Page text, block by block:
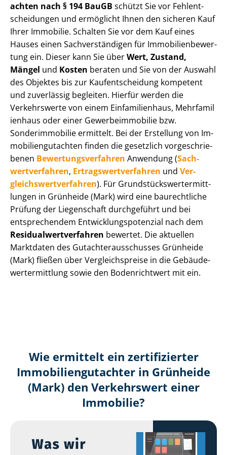
ach­ten nach § 194 BauGB schützt Sie vor Fehl­ent­
schei­dun­gen und ermöglicht Ihnen den sicheren Kauf
Ihrer Immobilie. Schalten Sie vor dem Kauf eines
Hauses einen Sach­ver­stän­di­gen für Im­mo­bi­li­en­be­wer­
tung ein. Dieser kann Sie überWert, Zustand,
Mängel und Kosten beraten und Sie von der Auswahl
des Objektes bis zur Kauf­ent­schei­dung kompetent
und zuverlässig begleiten. Hierfür werden die
Verkehrswerte von einem Einfamilienhaus, Mehr­fa­mi­l
i­en­haus oder einer Ge­wer­be­im­mo­bi­lie bzw.
Sonderimmobilie ermittelt. Bei der Erstellung von Im­
mo­bi­li­en­gut­ach­ten finden die gesetzlich vor­ge­schrie­
be­nen Be­wer­tungs­ver­fah­ren Anwendung (Sach­
wert­ver­fah­ren, Er­trags­wert­ver­fah­ren und Ver­
gleichs­wert­ver­fah­ren). Für Grund­stücks­wert­ermitt­
lun­gen in Grünheide (Mark) wird eine baurechtliche
Prüfung der Liegenschaft durchgeführt und bei
entsprechendem Ent­wick­lungs­po­ten­zi­al nach dem
Re­si­du­al­wert­ver­fah­ren bewertet. Die aktuellen
Marktdaten des Gut­ach­ter­aus­schus­ses Grünheide
(Mark) fließen über Ver­gleichs­prei­se in die Ge­bäu­de­
wert­ermitt­lung sowie den Bodenrichtwert mit ein.
Wie ermittelt ein zertifizierter
Immobilien­gutachter in Grünheide
(Mark) den Verkehrswert einer
Immobilie?